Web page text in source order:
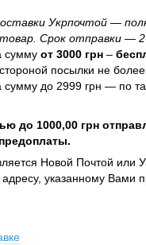
Укрпочтой —
Срок отправки —
сумму от 3000 грн –
посылки не
сумму до 2999 грн — по
до 1000,00 грн
Новой Почтой или
указанному Вами